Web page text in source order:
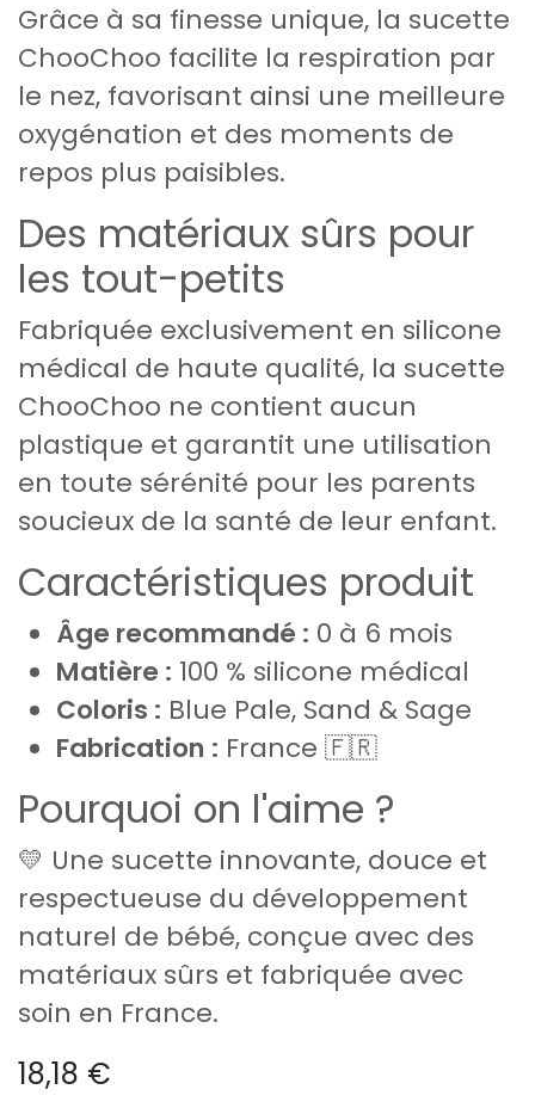
Grâce à sa finesse unique, la sucette
ChooChoo facilite la respiration par
le nez, favorisant ainsi une meilleure
oxygénation et des moments de
repos plus paisibles.
Des matériaux sûrs pour
les tout-petits
Fabriquée exclusivement en silicone
médical de haute qualité, la sucette
ChooChoo ne contient aucun
plastique et garantit une utilisation
en toute sérénité pour les parents
soucieux de la santé de leur enfant.
Caractéristiques produit
Âge recommandé : 0 à 6 mois
Matière : 100 % silicone médical
Coloris : Blue Pale, Sand & Sage
Fabrication : France 🇫🇷
Pourquoi on l'aime ?
💛 Une sucette innovante, douce et
respectueuse du développement
naturel de bébé, conçue avec des
matériaux sûrs et fabriquée avec
soin en France.
18,18 €